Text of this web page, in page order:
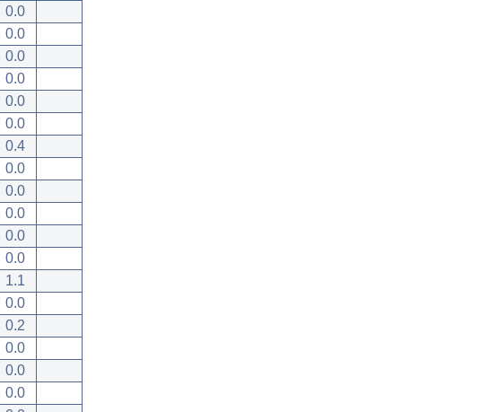
0.0
0.0
0.0
0.0
0.0
0.0
0.4
0.0
0.0
0.0
0.0
0.0
1.1
0.0
0.2
0.0
0.0
0.0